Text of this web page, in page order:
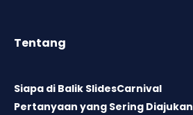
Tentang
Siapa di Balik SlidesCarnival
Pertanyaan yang Sering Diajukan